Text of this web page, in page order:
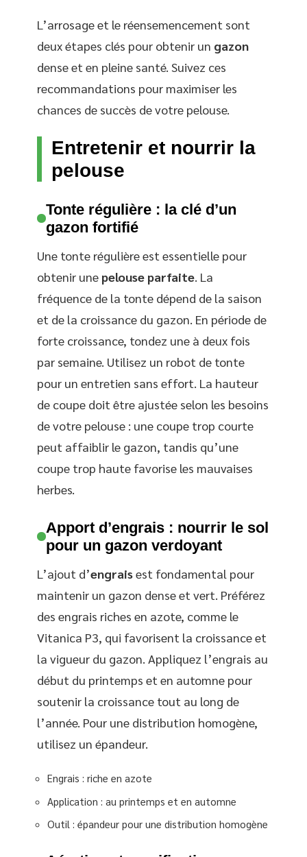
L’arrosage et le réensemencement sont
deux étapes clés pour obtenir un gazon
dense et en pleine santé. Suivez ces
recommandations pour maximiser les
chances de succès de votre pelouse.
Entretenir et nourrir la
pelouse
Tonte régulière : la clé d’un
gazon fortifié
Une tonte régulière est essentielle pour
obtenir une pelouse parfaite . La
fréquence de la tonte dépend de la saison
et de la croissance du gazon. En période de
forte croissance, tondez une à deux fois
par semaine. Utilisez un robot de tonte
pour un entretien sans effort. La hauteur
de coupe doit être ajustée selon les besoins
de votre pelouse : une coupe trop courte
peut affaiblir le gazon, tandis qu’une
coupe trop haute favorise les mauvaises
herbes.
Apport d’engrais : nourrir le sol
pour un gazon verdoyant
L’ajout d’engraisest fondamental pour
maintenir un gazon dense et vert. Préférez
des engrais riches en azote, comme le
Vitanica P3, qui favorisent la croissance et
la vigueur du gazon. Appliquez l’engrais au
début du printemps et en automne pour
soutenir la croissance tout au long de
l’année. Pour une distribution homogène,
utilisez un épandeur.
Engrais : riche en azote
Application : au printemps et en automne
Outil : épandeur pour une distribution homogène